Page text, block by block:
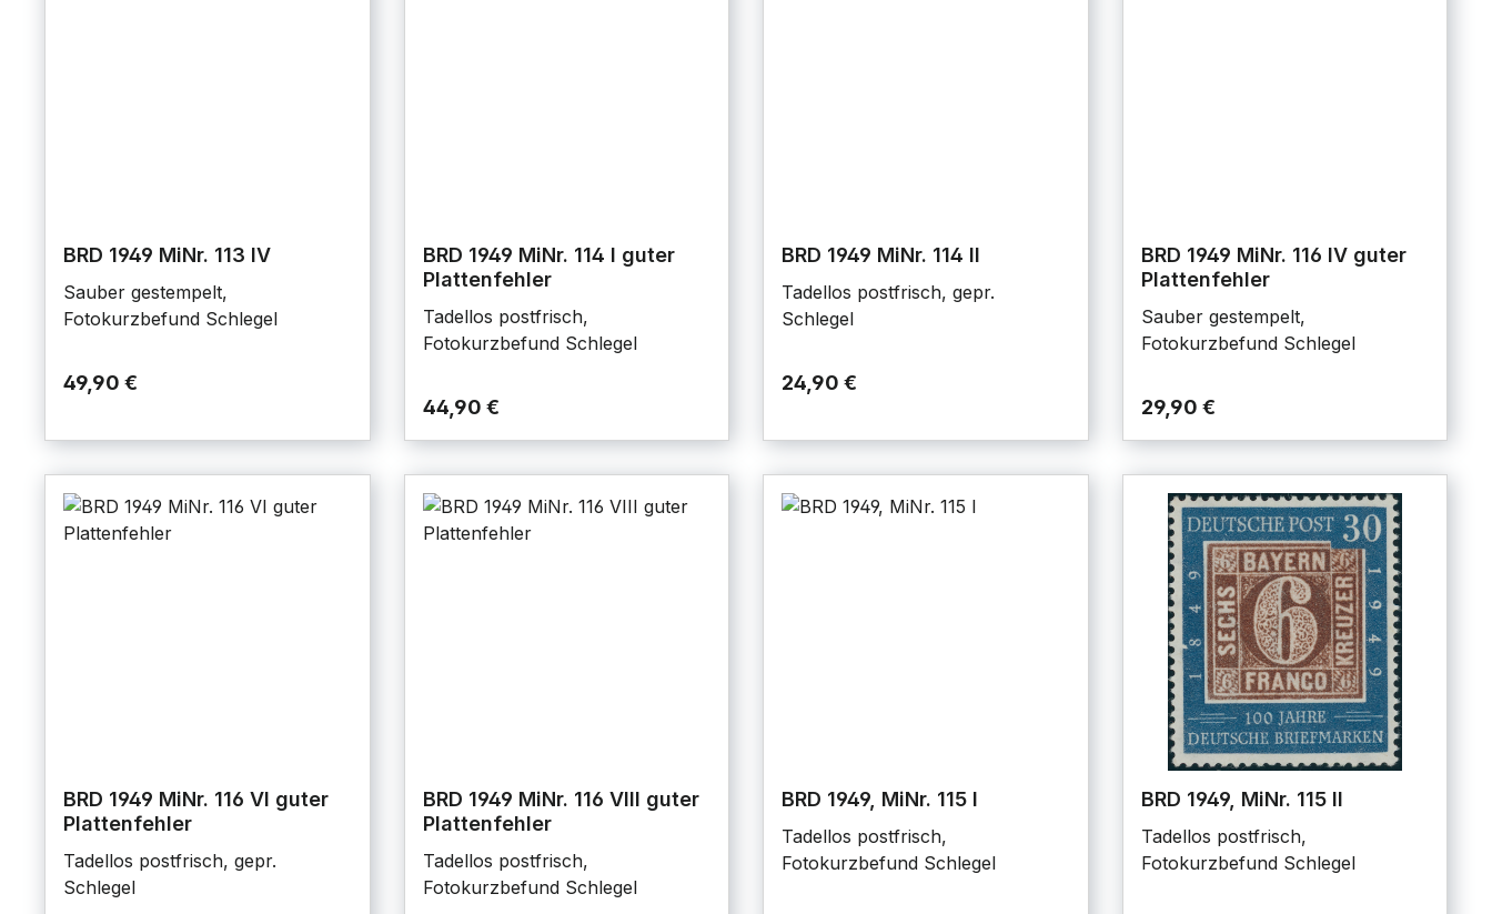
BRD 1949 MiNr. 113 IV
Sauber gestempelt,
Fotokurzbefund Schlegel
49,90 €
BRD 1949 MiNr. 114 I guter
Plattenfehler
Tadellos postfrisch,
Fotokurzbefund Schlegel
44,90 €
BRD 1949 MiNr. 114 II
Tadellos postfrisch, gepr.
Schlegel
24,90 €
BRD 1949 MiNr. 116 IV guter
Plattenfehler
Sauber gestempelt,
Fotokurzbefund Schlegel
29,90 €
BRD 1949 MiNr. 116 VI guter
Plattenfehler
Tadellos postfrisch, gepr.
Schlegel
BRD 1949 MiNr. 116 VIII guter
Plattenfehler
Tadellos postfrisch,
Fotokurzbefund Schlegel
BRD 1949, MiNr. 115 I
Tadellos postfrisch,
Fotokurzbefund Schlegel
BRD 1949, MiNr. 115 II
Tadellos postfrisch,
Fotokurzbefund Schlegel